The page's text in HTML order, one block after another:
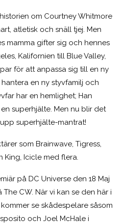
om Courtney Whitmore
atletisk och snäll tjej. Men
mamma gifter sig och hennes
Kalifornien till Blue Valley,
för att anpassa sig till en ny
en ny styvfamilj och
har en hemlighet; Han
superhjälte. Men nu blir det
superhjälte-mantrat!
som Brainwave, Tigress,
King, Icicle med flera.
på DC Universe den 18 Maj
CW. När vi kan se den här i
se skådespelare såsom
och Joel McHale i